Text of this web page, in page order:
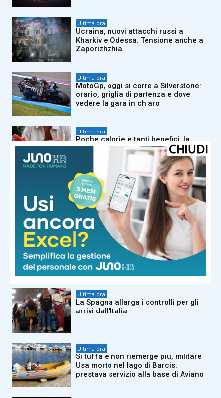
Ultima ora
Ucraina, nuovi attacchi russi a
Kharkiv e Odessa. Tensione anche a
Zaporizhzhia
Ultima ora
MotoGp, oggi si corre a Silverstone:
orario, griglia di partenza e dove
vedere la gara in chiaro
Ultima ora
Poche calorie e tanti benefici, la
‘scoperta’ sulla buccia di anguria:
“Non buttatela”
Ultima ora
Caldo africano, l’afa non arretra:
oggi e domani 19 città bollino rosso
Ultima ora
Melanoma, alcune cellule tumorali
riescono a ‘nascondersi’ al sistema
immunitario
Ultima ora
La Spagna allarga i controlli per gli
arrivi dall’Italia
Ultima ora
Si tuffa e non riemerge più, militare
Usa morto nel lago di Barcis:
prestava servizio alla base di Aviano